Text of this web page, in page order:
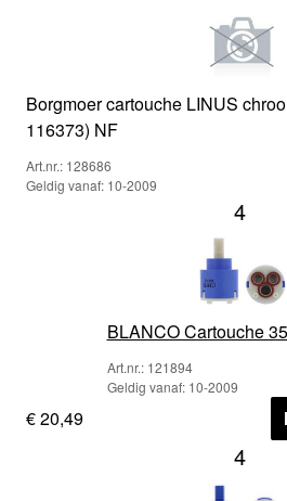
Borgmoer cartouche LINUS
116373) NF
Art.nr.: 128686
Geldig vanaf: 10-2009
4
BLANCO Cartouche
Art.nr.: 121894
Geldig vanaf: 10-2009
€ 20,49
4